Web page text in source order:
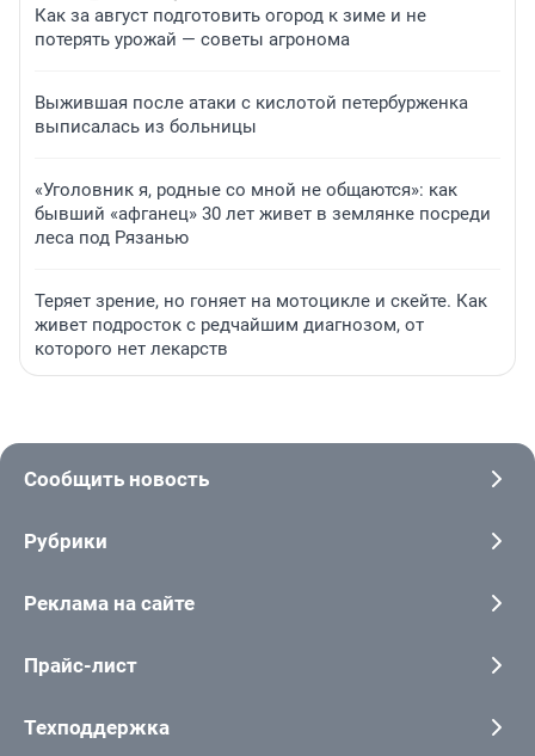
Как за август подготовить огород к зиме и не
потерять урожай — советы агронома
Выжившая после атаки с кислотой петербурженка
выписалась из больницы
«Уголовник я, родные со мной не общаются»: как
бывший «афганец» 30 лет живет в землянке посреди
леса под Рязанью
Теряет зрение, но гоняет на мотоцикле и скейте. Как
живет подросток с редчайшим диагнозом, от
которого нет лекарств
Сообщить новость
Рубрики
Реклама на сайте
Прайс-лист
Техподдержка